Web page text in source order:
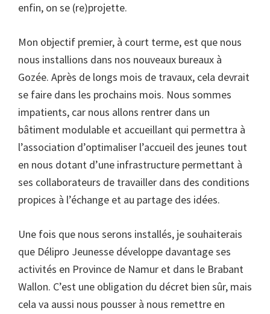
enfin, on se (re)projette.
Mon objectif premier, à court terme, est que nous
nous installions dans nos nouveaux bureaux à
Gozée. Après de longs mois de travaux, cela devrait
se faire dans les prochains mois. Nous sommes
impatients, car nous allons rentrer dans un
bâtiment modulable et accueillant qui permettra à
l’association d’optimaliser l’accueil des jeunes tout
en nous dotant d’une infrastructure permettant à
ses collaborateurs de travailler dans des conditions
propices à l’échange et au partage des idées.
Une fois que nous serons installés, je souhaiterais
que Délipro Jeunesse développe davantage ses
activités en Province de Namur et dans le Brabant
Wallon. C’est une obligation du décret bien sûr, mais
cela va aussi nous pousser à nous remettre en